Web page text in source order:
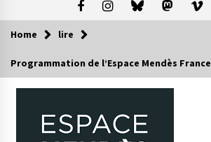
Home lire
Programmation de l’Espace Mendès France